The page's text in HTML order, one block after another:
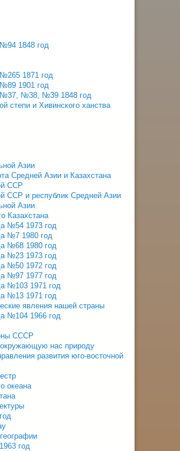
1848 год
1871 год
1901 год
№37, №38, №39 1848 год
степи и Хивинского ханства
Азии
Средней Азии и Казахстана
ССР
ССР и республик Средней Азии
Азии
Казахстана
№54 1973 год
№7 1980 год
№68 1980 год
№23 1973 год
№50 1972 год
№97 1977 год
№103 1971 год
№13 1971 год
явления нашей страны
№104 1966 год
СССР
нас природу
развития юго-восточной
океана
год